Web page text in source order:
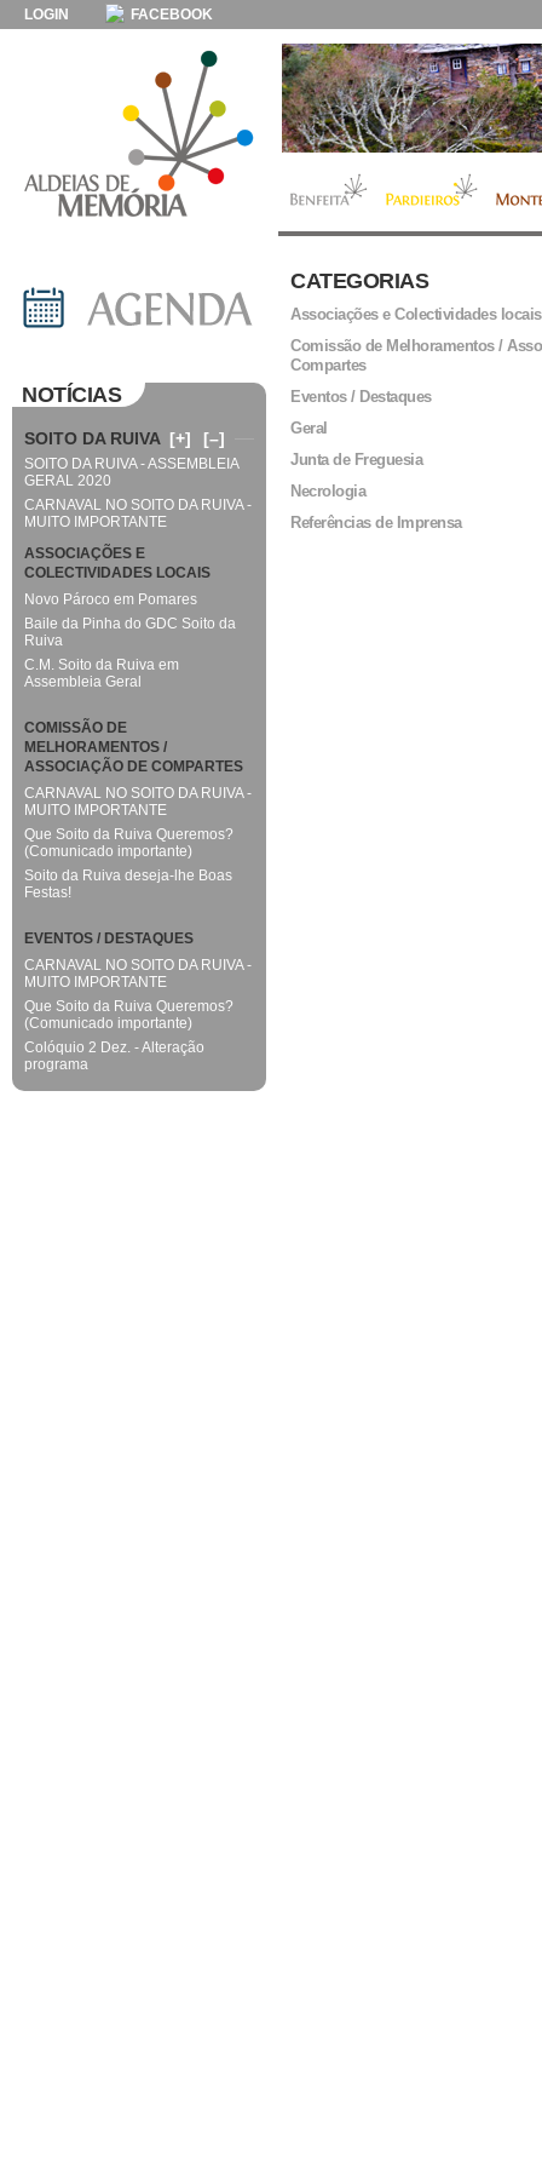
LOGIN FACEBOOK
CATEGORIAS
Associações e Colectividades locais
Comissão de Melhoramentos /
Compartes
Eventos / Destaques
Geral
Junta de Freguesia
Necrologia
Referências de Imprensa
NOTÍCIAS
SOITO DA RUIVA [+] [–]
SOITO DA RUIVA - ASSEMBLEIA
GERAL 2020
CARNAVAL NO SOITO DA RUIVA -
MUITO IMPORTANTE
ASSOCIAÇÕES E
COLECTIVIDADES LOCAIS
Novo Pároco em Pomares
Baile da Pinha do GDC Soito da
Ruiva
C.M. Soito da Ruiva em
Assembleia Geral
COMISSÃO DE
MELHORAMENTOS /
ASSOCIAÇÃO DE COMPARTES
CARNAVAL NO SOITO DA RUIVA -
MUITO IMPORTANTE
Que Soito da Ruiva Queremos?
(Comunicado importante)
Soito da Ruiva deseja-lhe Boas
Festas!
EVENTOS / DESTAQUES
CARNAVAL NO SOITO DA RUIVA -
MUITO IMPORTANTE
Que Soito da Ruiva Queremos?
(Comunicado importante)
Colóquio 2 Dez. - Alteração
programa